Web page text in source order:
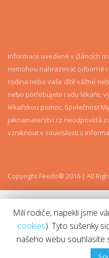
Informace uvedené v článcích
nemohou nahrazovat odborné
rodina nebo vaše dítě vážné
nebo potřebujete radu lékaře,
lékařskou pomoc. Společnost
jaknamaterstvi.cz neodpovídá
vzniknout v souvislosti s
Copyright Feedo® 2016 | All
Milí rodiče, napekli jsme
cookies). Tyto sušenky
našeho webu souhlasíte